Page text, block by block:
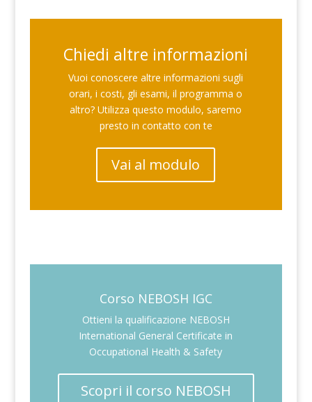
Chiedi altre informazioni
Vuoi conoscere altre informazioni sugli
orari, i costi, gli esami, il programma o
altro? Utilizza questo modulo, saremo
presto in contatto con te
Vai al modulo
Corso NEBOSH IGC
Ottieni la qualificazione NEBOSH
International General Certificate in
Occupational Health & Safety
Scopri il corso NEBOSH